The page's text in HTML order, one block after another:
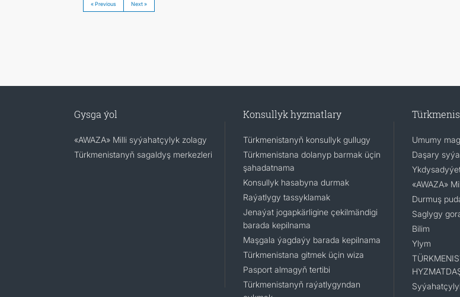
« Previous Next »
Gysga ýol
«AWAZA» Milli syýahatçylyk zolagy
Türkmenistanyň sagaldyş merkezleri
Konsullyk hyzmatlary
Türkmenistanyň konsullyk gullugy
Türkmenistana dolanyp barmak üçin
şahadatnama
Konsullyk hasabyna durmak
Raýatlygy tassyklamak
Jenaýat jogapkärligine çekilmändigi
barada kepilnama
Maşgala ýagdaýy barada kepilnama
Türkmenistana gitmek üçin wiza
Pasport almagyň tertibi
Türkmenistanyň raýatlygyndan
Umumy
Daşary
«AWAZA»
Durmuş
Saglygy
Bilim
Ylym